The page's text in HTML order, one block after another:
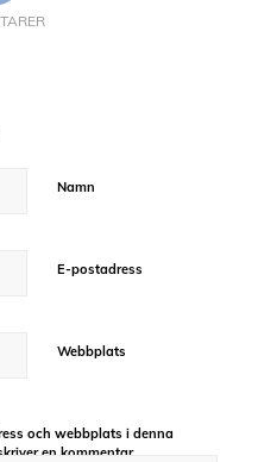
Namn
E-postadress
Webbplats
och webbplats i denna
en kommentar.